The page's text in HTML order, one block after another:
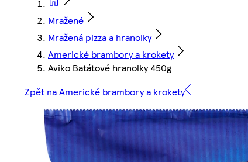
Mražené
Mražená pizza a hranolky
Americké brambory a krokety
Aviko Batátové hranolky 450g
Zpět na Americké brambory a krokety